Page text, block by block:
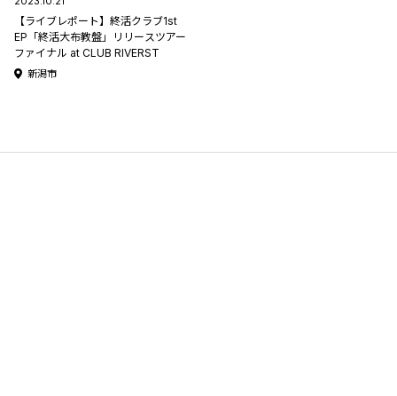
【ライブレポート】終活クラブ1st
EP「終活大布教盤」リリースツアー
ファイナル at CLUB RIVERST
新潟市